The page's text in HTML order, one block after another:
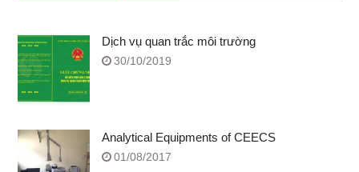
Dịch vụ quan trắc môi trường
30/10/2019
Analytical Equipments of CEECS
01/08/2017